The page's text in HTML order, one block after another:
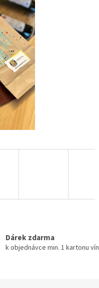
Dárek zdarma
k objednávce min. 1 kartonu vín